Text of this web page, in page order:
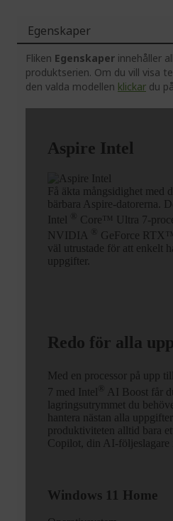
Egenskaper
Fliken Egenskaper innehåller
produktserien. Om du vill visa
den valda modellen klickar du